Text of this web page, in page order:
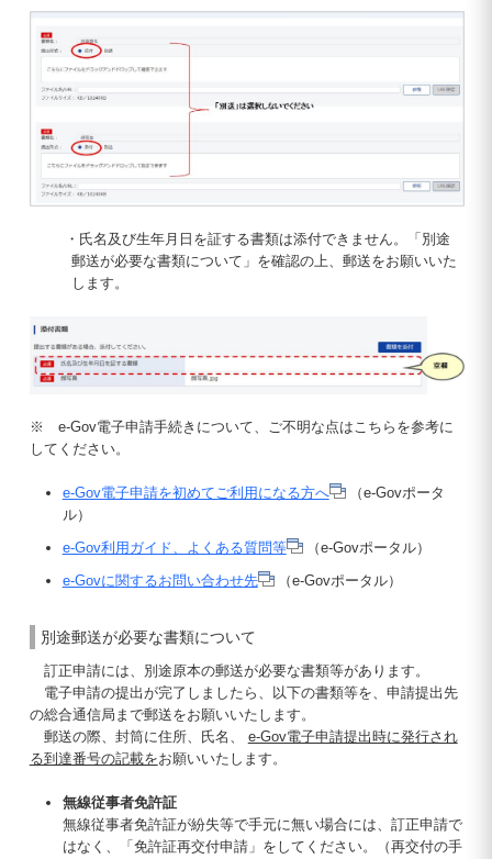
・氏名及び生年月日を証する書類は添付できません。「別途
郵送が必要な書類について」を確認の上、郵送をお願いいた
します。
※ e-Gov電子申請手続きについて、ご不明な点はこちらを参考に
してください。
e-Gov電子申請を初めてご利用になる方へ
（e-Govポータ
ル）
e-Gov利用ガイド、よくある質問等
（e-Govポータル）
e-Govに関するお問い合わせ先
（e-Govポータル）
別途郵送が必要な書類について
訂正申請には、別途原本の郵送が必要な書類等があります。
電子申請の提出が完了しましたら、以下の書類等を、申請提出先
の総合通信局まで郵送をお願いいたします。
郵送の際、封筒に住所、氏名、 e-Gov電子申請提出時に発行され
る到達番号の記載をお願いいたします。
無線従事者免許証
無線従事者免許証が紛失等で手元に無い場合には、訂正申請で
はなく、「免許証再交付申請」をしてください。（再交付の手